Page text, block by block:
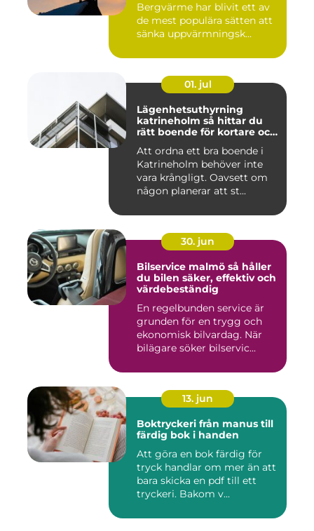
Bergvärme har blivit ett av
de mest populära sätten att
sänka uppvärmningsk...
01. jul
Lägenhetsuthyrning
katrineholm så hittar du
rätt boende för kortare och
Att ordna ett bra boende i
Katrineholm behöver inte
vara krångligt. Oavsett om
någon planerar att st...
30. jun
Bilservice malmö så håller
du bilen säker, effektiv och
värdebeständig
En regelbunden service är
grunden för en trygg och
ekonomisk bilvardag. När
bilägare söker bilservic...
13. jun
Boktryckeri från manus till
färdig bok i handen
Att göra en bok färdig för
tryck handlar om mer än att
bara skicka en pdf till ett
tryckeri. Bakom v...